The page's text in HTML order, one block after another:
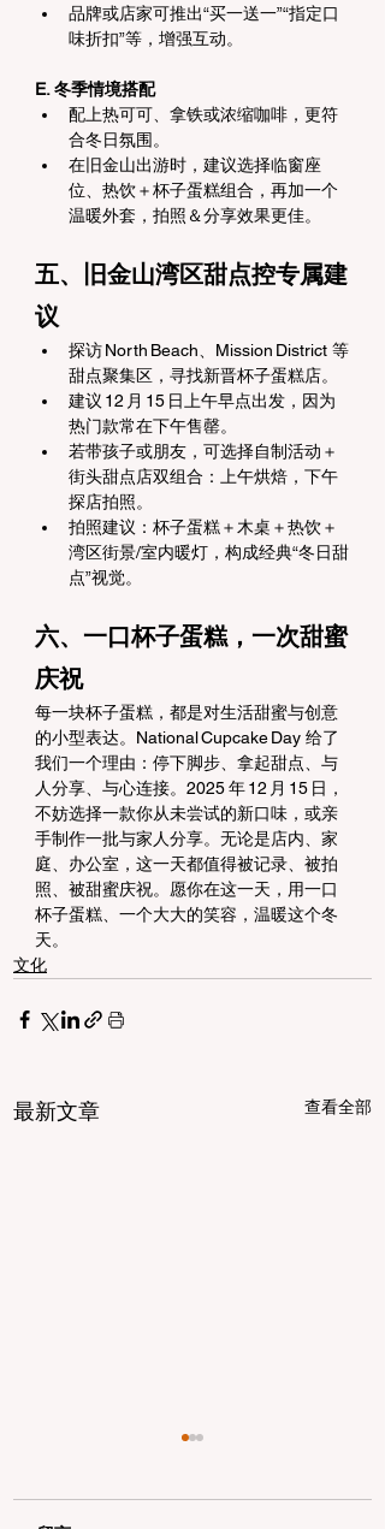
品牌或店家可推出“买一送一”“指定口
味折扣”等，增强互动。
E. 冬季情境搭配
配上热可可、拿铁或浓缩咖啡，更符
合冬日氛围。
在旧金山出游时，建议选择临窗座
位、热饮＋杯子蛋糕组合，再加一个
温暖外套，拍照＆分享效果更佳。
五、旧金山湾区甜点控专属建
议
探访 North Beach、Mission District 等
甜点聚集区，寻找新晋杯子蛋糕店。
建议 12 月 15 日上午早点出发，因为
热门款常在下午售罄。
若带孩子或朋友，可选择自制活动＋
街头甜点店双组合：上午烘焙，下午
探店拍照。
拍照建议：杯子蛋糕＋木桌＋热饮＋
湾区街景/室内暖灯，构成经典“冬日甜
点”视觉。
六、一口杯子蛋糕，一次甜蜜
庆祝
每一块杯子蛋糕，都是对生活甜蜜与创意
的小型表达。National Cupcake Day 给了
我们一个理由：停下脚步、拿起甜点、与
人分享、与心连接。2025 年 12 月 15 日，
不妨选择一款你从未尝试的新口味，或亲
手制作一批与家人分享。无论是店内、家
庭、办公室，这一天都值得被记录、被拍
照、被甜蜜庆祝。愿你在这一天，用一口
杯子蛋糕、一个大大的笑容，温暖这个冬
天。
文化
最新文章 查看全部